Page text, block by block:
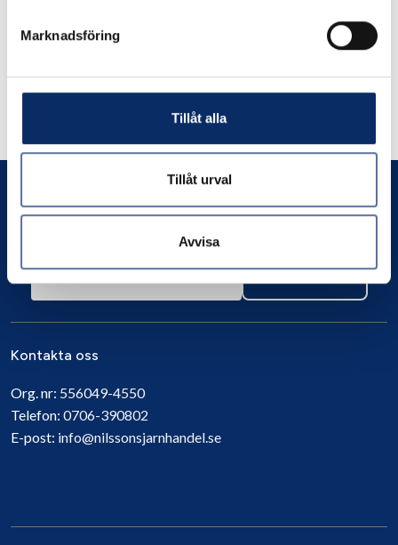
Marknadsföring
Tillåt alla
Tillåt urval
Avvisa
Liknande produkter
Andra har även tittat på
Prenumerera
Kontakta oss
Org. nr: 556049-4550
Telefon: 0706-390802
E-post: info@nilssonsjarnhandel.se